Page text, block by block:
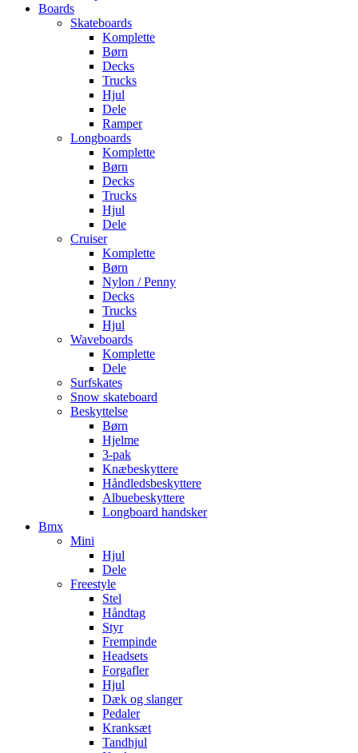
Boards
Skateboards
Komplette
Børn
Decks
Trucks
Hjul
Dele
Ramper
Longboards
Komplette
Børn
Decks
Trucks
Hjul
Dele
Cruiser
Komplette
Børn
Nylon / Penny
Decks
Trucks
Hjul
Waveboards
Komplette
Dele
Surfskates
Snow skateboard
Beskyttelse
Børn
Hjelme
3-pak
Knæbeskyttere
Håndledsbeskyttere
Albuebeskyttere
Longboard handsker
Bmx
Mini
Hjul
Dele
Freestyle
Stel
Håndtag
Styr
Frempinde
Headsets
Forgafler
Hjul
Dæk og slanger
Pedaler
Kranksæt
Tandhjul